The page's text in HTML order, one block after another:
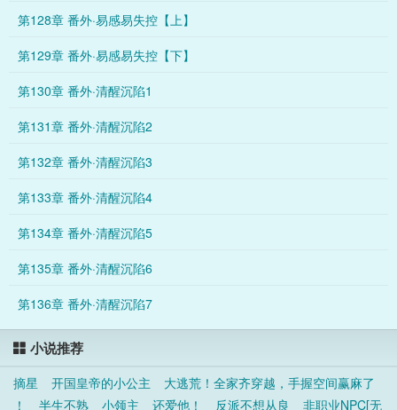
第128章 番外·易感易失控【上】
第129章 番外·易感易失控【下】
第130章 番外·清醒沉陷1
第131章 番外·清醒沉陷2
第132章 番外·清醒沉陷3
第133章 番外·清醒沉陷4
第134章 番外·清醒沉陷5
第135章 番外·清醒沉陷6
第136章 番外·清醒沉陷7
小说推荐
摘星 开国皇帝的小公主
大逃荒！全家齐穿越，手握空间赢麻了
！
半生不熟 小领主 还爱他！ 反派不想从良 非职业NPC[无